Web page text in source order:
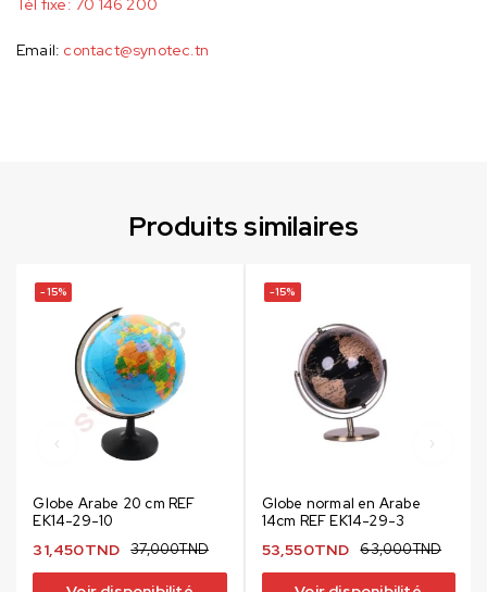
Tél fixe: 70 146 200
Email: contact@synotec.tn
Produits similaires
-15%
Globe Arabe 20 cm REF
EK14-29-10
37,000TND
31,450TND
-15%
Globe normal en Arabe
14cm REF EK14-29-3
63,000TND
53,550TND